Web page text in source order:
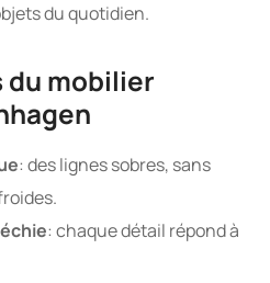
du quotidien.
du mobilier
: des lignes sobres, sans
: chaque détail répond à